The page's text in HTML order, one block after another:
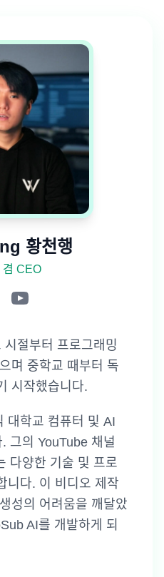
황천행
겸 CEO
절부터 프로그래밍
며 중학교 때부터 독
시작했습니다.
대학교 컴퓨터 및 AI
그의 YouTube 채널
다양한 기술 및 프로
니다. 이 비디오 제작
성의 어려움을 깨달았
AI를 개발하게 되